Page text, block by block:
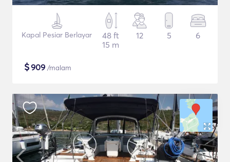
Kapal Pesiar Berlayar
48 ft
15 m
12 5 6
$909 /malam